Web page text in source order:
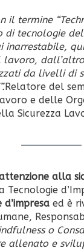
il termine
di tecnologie
inarrestabile,
da livelli di
Relatore del
e delle
Sicurezza
alla
d’impresa ed è
o
allenato e